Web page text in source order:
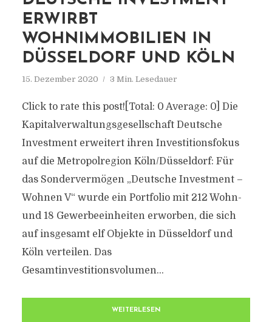
ERWIRBT
WOHNIMMOBILIEN IN
DÜSSELDORF UND KÖLN
15. Dezember 2020 3 Min. Lesedauer
Click to rate this post![Total: 0 Average: 0] Die
Kapitalverwaltungsgesellschaft Deutsche
Investment erweitert ihren Investitionsfokus
auf die Metropolregion Köln/Düsseldorf: Für
das Sondervermögen „Deutsche Investment –
Wohnen V“ wurde ein Portfolio mit 212 Wohn-
und 18 Gewerbeeinheiten erworben, die sich
auf insgesamt elf Objekte in Düsseldorf und
Köln verteilen. Das
Gesamtinvestitionsvolumen...
WEITERLESEN